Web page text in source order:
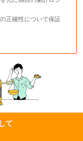
正確性について保証
て